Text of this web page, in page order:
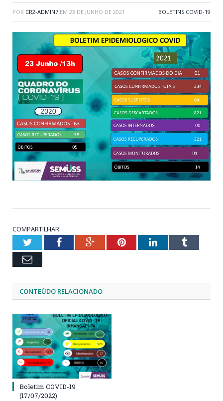
POR CR2-ADMIN7 EM 23 DE JUNHO DE 2021 BOLETINS COVID-19
COMPARTILHAR:
TwitterFacebookGoogle+PinterestLinkedInTumblr
Email
CONTEÚDO RELACIONADO
Boletim COVID-19
(17/07/2022)